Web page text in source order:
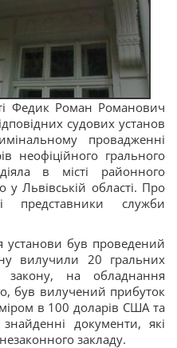
Федик Роман Романович
судових установ
провадженні
неофіційного грального
в місті районного
Львівській області. Про
представники служби
установи був проведений
вилучили 20 гральних
закону, на обладнання
був вилучений прибуток
в 100 доларів США та
документи, які
закладу.